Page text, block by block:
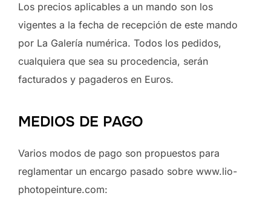
Los precios aplicables a un mando son los
vigentes a la fecha de recepción de este mando
por La Galería numérica. Todos los pedidos,
cualquiera que sea su procedencia, serán
facturados y pagaderos en Euros.
MEDIOS DE PAGO
Varios modos de pago son propuestos para
reglamentar un encargo pasado sobre www.lio-
photopeinture.com: